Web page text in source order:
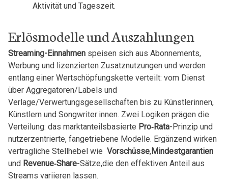
Aktivität und ‍Tageszeit.
Erlösmodelle und Auszahlungen
Streaming-Einnahmen⁣speisen sich ⁤aus Abonnements,
⁣Werbung und lizenzierten ⁢Zusatznutzungen und⁣ werden‌
entlang einer Wertschöpfungskette verteilt: vom Dienst
über Aggregatoren/Labels und
Verlage/Verwertungsgesellschaften bis zu Künstlerinnen,
Künstlern und⁣ Songwriter:innen.⁢ Zwei Logiken prägen die
Verteilung: ‍das marktanteilsbasierte Pro‑Rata-Prinzip‌ und
nutzerzentrierte, fangetriebene Modelle. Ergänzend wirken
vertragliche Stellhebel wie ⁢ Vorschüsse,Mindestgarantien
und Revenue‑Share-Sätze,die den effektiven Anteil aus
⁣Streams variieren lassen.